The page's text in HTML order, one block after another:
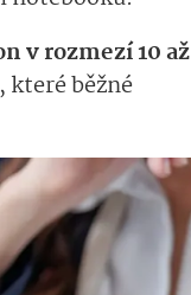
v rozmezí 10 až
které běžné